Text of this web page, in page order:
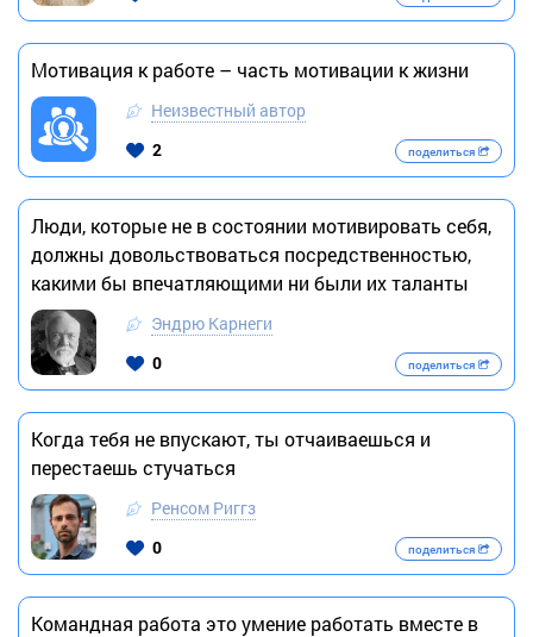
Мотивация к работе – часть мотивации к жизни
Неизвестный автор
2
поделиться
Люди, которые не в состоянии мотивировать себя,
должны довольствоваться посредственностью,
какими бы впечатляющими ни были их таланты
Эндрю Карнеги
0
поделиться
Когда тебя не впускают, ты отчаиваешься и
перестаешь стучаться
Ренсом Риггз
0
поделиться
Командная работа это умение работать вместе в